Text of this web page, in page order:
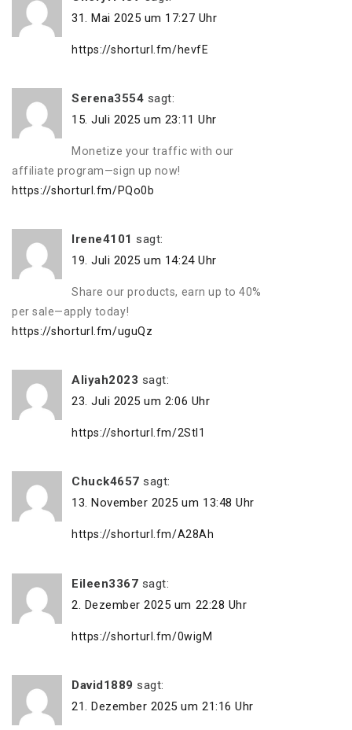
31. Mai 2025 um 17:27 Uhr
https://shorturl.fm/hevfE
Serena3554 sagt:
15. Juli 2025 um 23:11 Uhr
Monetize your traffic with our
affiliate program—sign up now!
https://shorturl.fm/PQo0b
Irene4101 sagt:
19. Juli 2025 um 14:24 Uhr
Share our products, earn up to 40%
per sale—apply today!
https://shorturl.fm/uguQz
Aliyah2023 sagt:
23. Juli 2025 um 2:06 Uhr
https://shorturl.fm/2StI1
Chuck4657 sagt:
13. November 2025 um 13:48 Uhr
https://shorturl.fm/A28Ah
Eileen3367 sagt:
2. Dezember 2025 um 22:28 Uhr
https://shorturl.fm/0wigM
David1889 sagt:
21. Dezember 2025 um 21:16 Uhr